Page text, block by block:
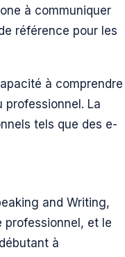
à communiquer
référence pour les
à comprendre
La
tels que des e-
and Writing,
professionnel, et le
à